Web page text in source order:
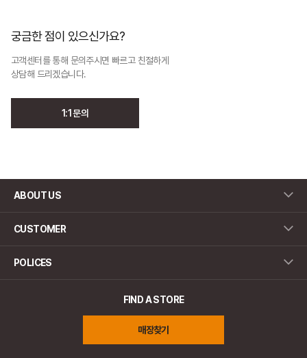
궁금한 점이 있으신가요?
고객센터를 통해 문의주시면 빠르고 친절하게
상담해 드리겠습니다.
1:1 문의
ABOUT US
CUSTOMER
POLICES
FIND A STORE
매장찾기